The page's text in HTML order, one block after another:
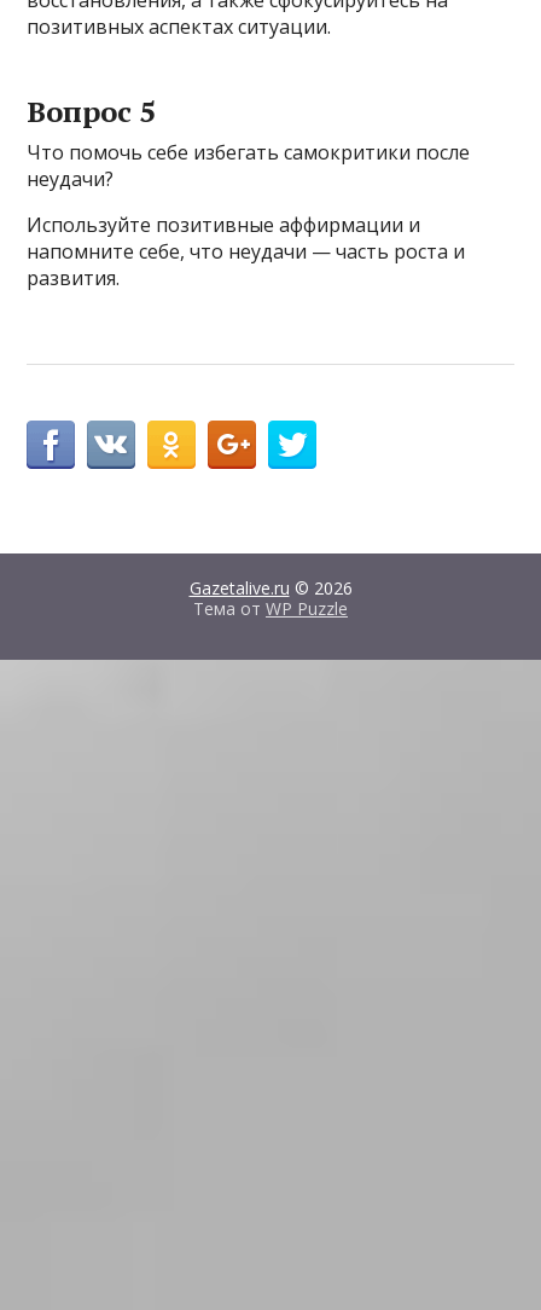
позитивных аспектах ситуации.
Вопрос 5
Что помочь себе избегать самокритики после
неудачи?
Используйте позитивные аффирмации и
напомните себе, что неудачи — часть роста и
развития.
Gazetalive.ru © 2026
Тема от WP Puzzle